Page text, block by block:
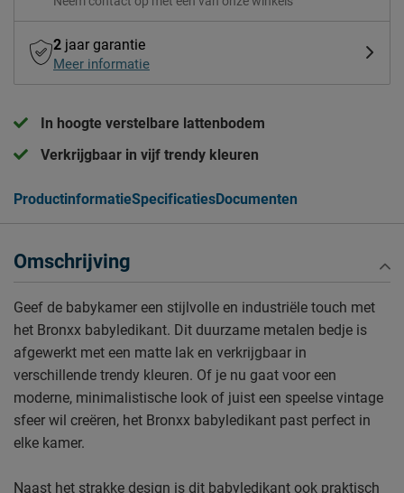
2 jaar garantie
Meer informatie
In hoogte verstelbare lattenbodem
Verkrijgbaar in vijf trendy kleuren
ProductinformatieSpecificatiesDocumenten
Omschrijving
Geef de babykamer een stijlvolle en industriële touch met
het Bronxx babyledikant. Dit duurzame metalen bedje is
afgewerkt met een matte lak en verkrijgbaar in
verschillende trendy kleuren. Of je nu gaat voor een
moderne, minimalistische look of juist een speelse vintage
sfeer wil creëren, het Bronxx babyledikant past perfect in
elke kamer.
Naast het strakke design is dit babyledikant ook praktisch